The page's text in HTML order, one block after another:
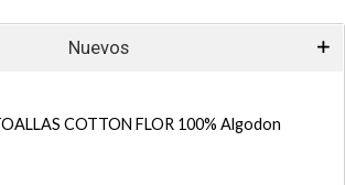
Nuevos
COTTON FLOR 100% Algodon